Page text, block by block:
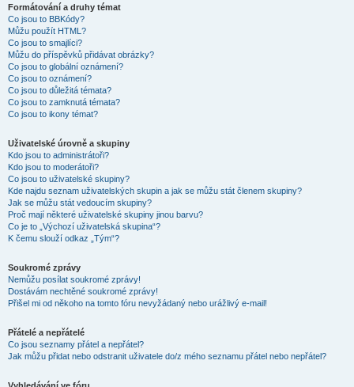
Formátování a druhy témat
Co jsou to BBKódy?
Můžu použít HTML?
Co jsou to smajlíci?
Můžu do příspěvků přidávat obrázky?
Co jsou to globální oznámení?
Co jsou to oznámení?
Co jsou to důležitá témata?
Co jsou to zamknutá témata?
Co jsou to ikony témat?
Uživatelské úrovně a skupiny
Kdo jsou to administrátoři?
Kdo jsou to moderátoři?
Co jsou to uživatelské skupiny?
Kde najdu seznam uživatelských skupin a jak se můžu stát členem skupiny?
Jak se můžu stát vedoucím skupiny?
Proč mají některé uživatelské skupiny jinou barvu?
Co je to „Výchozí uživatelská skupina“?
K čemu slouží odkaz „Tým“?
Soukromé zprávy
Nemůžu posílat soukromé zprávy!
Dostávám nechtěné soukromé zprávy!
Přišel mi od někoho na tomto fóru nevyžádaný nebo urážlivý e-mail!
Přátelé a nepřátelé
Co jsou seznamy přátel a nepřátel?
Jak můžu přidat nebo odstranit uživatele do/z mého seznamu přátel nebo nepřátel?